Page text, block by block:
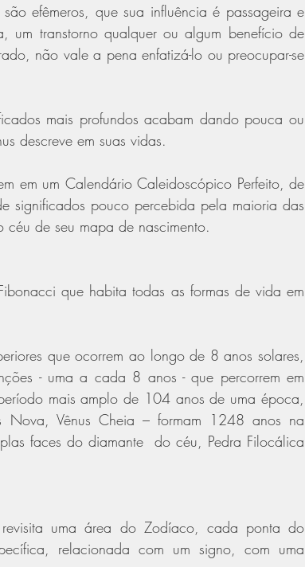
efêmeros, que sua influência é passageira e
um transtorno qualquer ou algum benefício de
não vale a pena enfatizá-lo ou preocupar-se
mais profundos acabam dando pouca ou
descreve em suas vidas.
em um Calendário Caleidoscópico Perfeito, de
significados pouco percebida pela maioria das
de seu mapa de nascimento.
que habita todas as formas de vida em
que ocorrem ao longo de 8 anos solares,
- uma a cada 8 anos - que percorrem em
mais amplo de 104 anos de uma época,
Nova, Vênus Cheia – formam 1248 anos na
faces do diamante  do céu, Pedra Filocálica
uma área do Zodíaco, cada ponta do
relacionada com um signo, com uma